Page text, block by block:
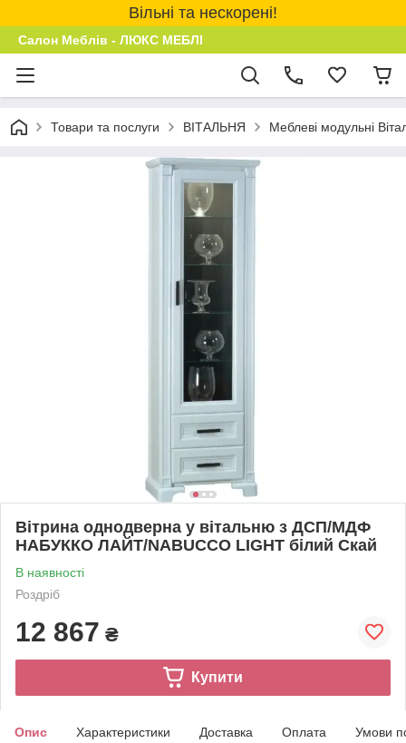
Вільні та нескорені!
Салон Меблів - ЛЮКС МЕБЛІ
Товари та послуги ВІТАЛЬНЯ Меблеві модульні
Вітрина однодверна у вітальню з ДСП/МДФ
НАБУККО ЛАЙТ/NABUCCO LIGHT білий Скай
В наявності
Роздріб
12 867 ₴
Купити
Опис Характеристики Доставка Оплата Умови